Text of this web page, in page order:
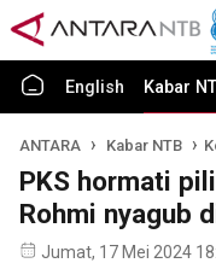
English Kabar
ANTARA Kabar NTB
PKS hormati
Rohmi nyagub
Jumat, 17 Mei 2024